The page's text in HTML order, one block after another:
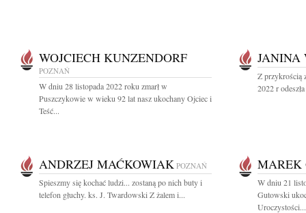
WOJCIECH KUNZENDORF
POZNAŃ
W dniu 28 listopada 2022 roku zmarł w
Puszczykowie w wieku 92 lat nasz ukochany Ojciec i
Teść...
JANINA
Z przykrością
2022 r
ANDRZEJ MAĆKOWIAK POZNAŃ
Spieszmy się kochać ludzi... zostaną po nich buty i
telefon głuchy. ks. J. Twardowski Z żalem i...
MAREK
W dniu 21
Gutowski
Uroczystości...